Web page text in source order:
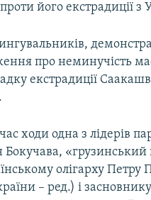
його екстрадиції з
про неминучість
екстрадиції
ходи одна з лідерів
Бокучава,
олігарху
– ред.) і